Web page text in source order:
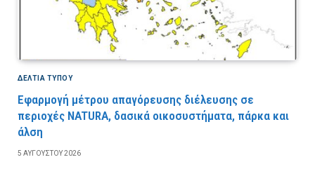
ΔΕΛΤΙΑ ΤΥΠΟΥ
Εφαρμογή μέτρου απαγόρευσης διέλευσης σε
περιοχές NATURA, δασικά οικοσυστήματα, πάρκα και
άλση
5 ΑΥΓΟΎΣΤΟΥ 2026